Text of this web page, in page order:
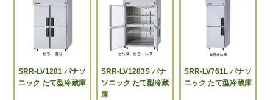
SRR-LV1281 パナソ
ニック たて型冷蔵庫
SRR-LV1283S パナ
ソニック たて型冷蔵
庫
SRR-LV761L パナソ
ニック たて型冷蔵庫